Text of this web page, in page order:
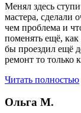
Менял здесь
мастера, сделали
чем проблема и
поменять ещё, как
бы проездил ещё
ремонт то только
Читать полностью
Ольга М.